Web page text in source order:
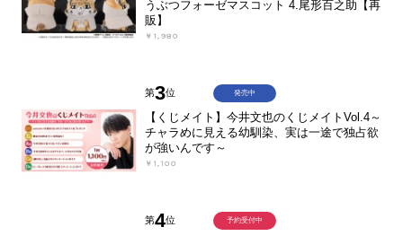
うぶつフォーゼマスコット 4.尾形百之助【再
販】
￥1,980
第3位
【くじメイト】今井文也のくじメイトVol.4～
チャラめに見える幼馴染、実は一途で独占欲
が強いんです～
￥1,100
発売中
第4位 予約受付中